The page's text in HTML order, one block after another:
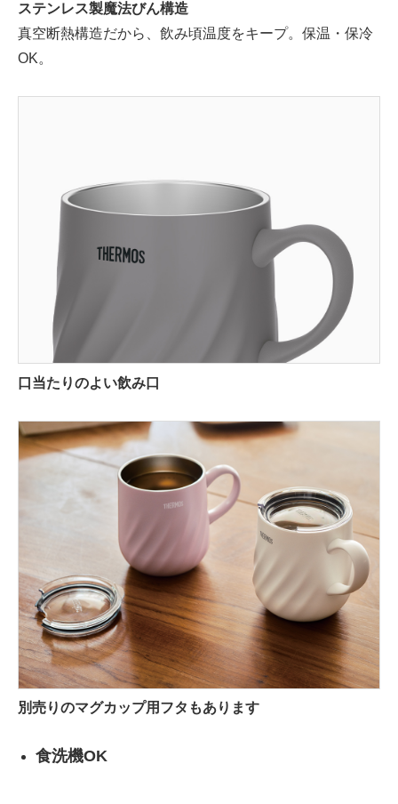
ステンレス製魔法びん構造
真空断熱構造だから、飲み頃温度をキープ。保温・保冷
OK。
口当たりのよい飲み口
別売りのマグカップ用フタもあります
食洗機OK